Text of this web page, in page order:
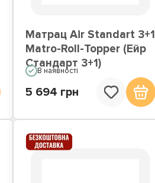
Матрац Air Standart 3+1
Matro-Roll-Topper (Ейр
Стандарт 3+1)
В наявності
5 694 грн